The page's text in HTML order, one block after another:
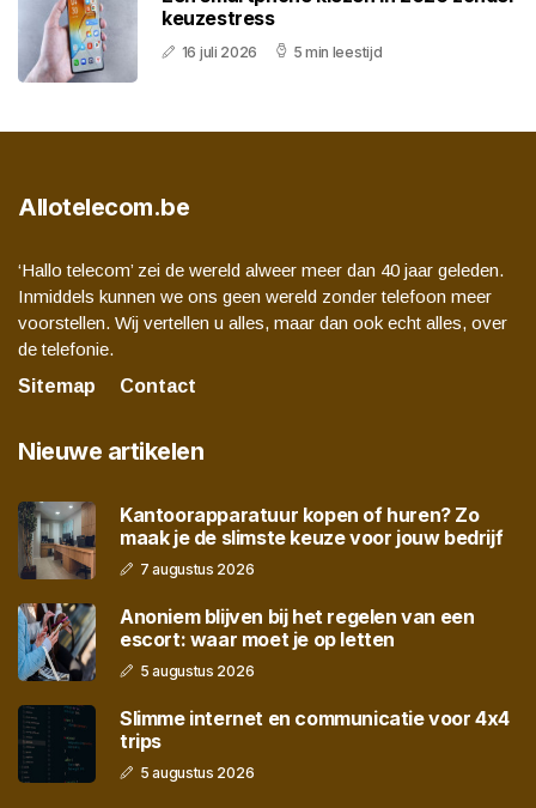
keuzestress
16 juli 2026 5 min leestijd
Allotelecom.be
‘Hallo telecom’ zei de wereld alweer meer dan 40 jaar geleden.
Inmiddels kunnen we ons geen wereld zonder telefoon meer
voorstellen. Wij vertellen u alles, maar dan ook echt alles, over
de telefonie.
Sitemap
Contact
Nieuwe artikelen
Kantoorapparatuur kopen of huren? Zo
maak je de slimste keuze voor jouw bedrijf
7 augustus 2026
Anoniem blijven bij het regelen van een
escort: waar moet je op letten
5 augustus 2026
Slimme internet en communicatie voor 4x4
trips
5 augustus 2026